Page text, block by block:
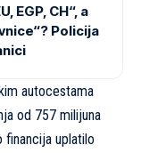
EGP, CH“, a
Policija
autocestama
od 757 milijuna
uplatilo